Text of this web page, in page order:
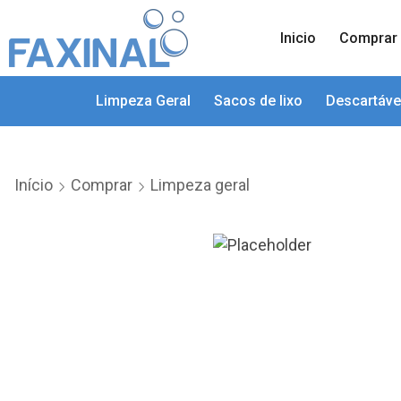
Inicio Comprar
Limpeza Geral Sacos de lixo
Início Comprar Limpeza geral